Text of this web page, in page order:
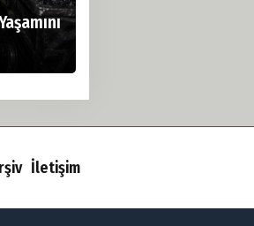
İletişim